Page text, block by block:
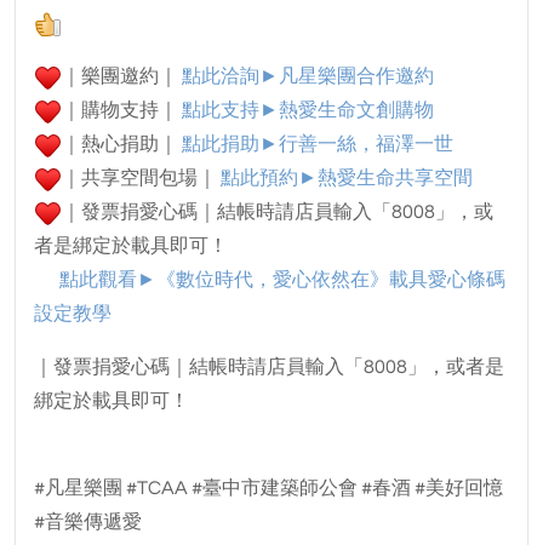
｜樂團邀約｜點此洽詢►凡星樂團合作邀約
｜購物支持｜
點此支持►熱愛生命文創購物
｜熱心捐助｜點此捐助►行善一絲，福澤一世
｜共享空間包場｜點此預約►熱愛生命共享空間
｜發票捐愛心碼｜結帳時請店員輸入「8008」，或
者是綁定於載具即可！
點此觀看►
《數位時代，愛心依然在》載具愛心條碼
設定教學
｜發票捐愛心碼｜結帳時請店員輸入「8008」，或者是
綁定於載具即可！
#凡星樂團 #TCAA #臺中市建築師公會 #春酒 #美好回憶
#音樂傳遞愛